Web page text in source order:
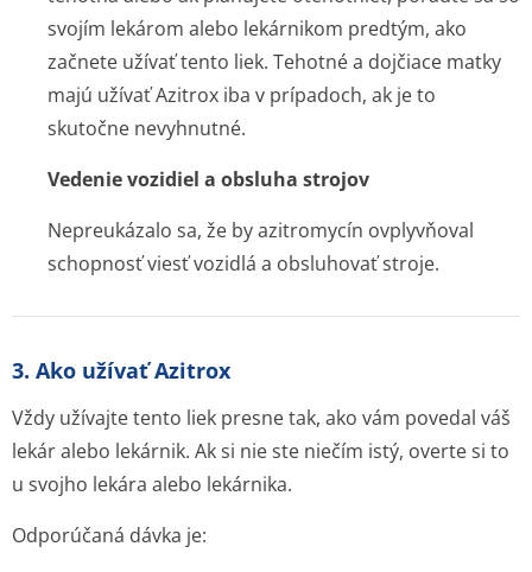
svojím lekárom alebo lekárnikom predtým, ako
začnete užívať tento liek. Tehotné a dojčiace matky
majú užívať Azitrox iba v prípadoch, ak je to
skutočne nevyhnutné.
Vedenie vozidiel a obsluha strojov
Nepreukázalo sa, že by azitromycín ovplyvňoval
schopnosť viesť vozidlá a obsluhovať stroje.
3. Ako užívať Azitrox
Vždy užívajte tento liek presne tak, ako vám povedal váš
lekár alebo lekárnik. Ak si nie ste niečím istý, overte si to
u svojho lekára alebo lekárnika.
Odporúčaná dávka je: